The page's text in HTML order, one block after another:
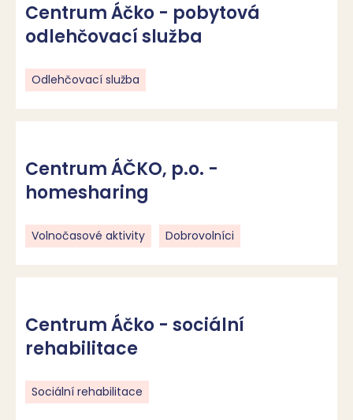
Centrum Áčko - pobytová
odlehčovací služba
Odlehčovací služba
Centrum ÁČKO, p.o. -
homesharing
Volnočasové aktivity Dobrovolníci
Centrum Áčko - sociální
rehabilitace
Sociální rehabilitace